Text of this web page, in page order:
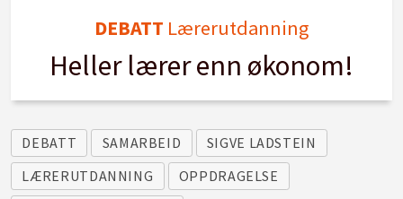
DEBATT Lærerutdanning
Heller lærer enn økonom!
DEBATT SAMARBEID
SIGVE LADSTEIN
LÆRERUTDANNING
OPPDRAGELSE